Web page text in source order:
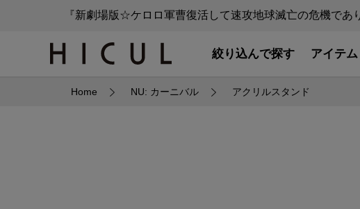
『新劇場版☆ケロロ軍曹復活して速攻地球滅亡の危機であ
絞り込んで探す アイテム
Home NU: カーニバル アクリルスタンド